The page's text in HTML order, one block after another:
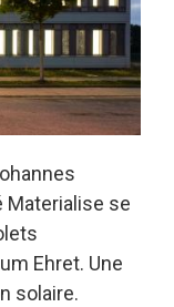
Materialise se
Ehret. Une
solaire.